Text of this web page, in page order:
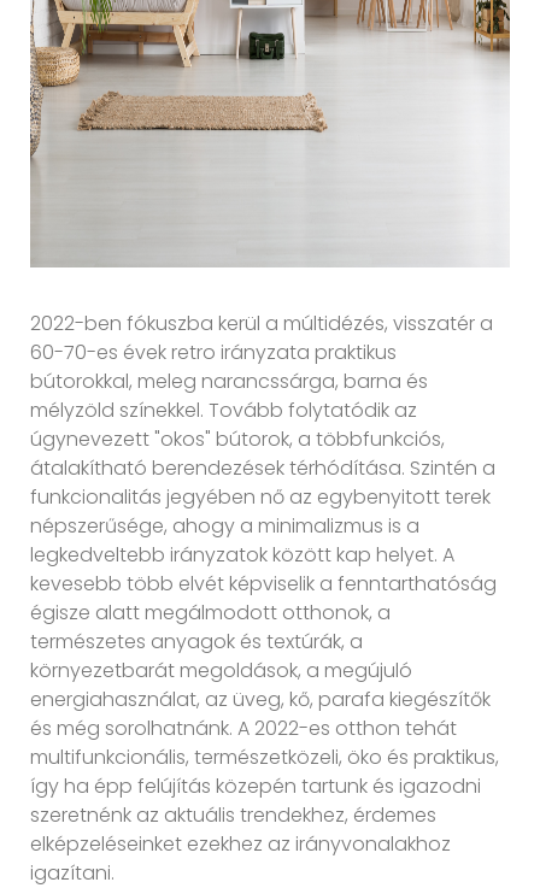
2022-ben fókuszba kerül a múltidézés, visszatér a
60-70-es évek retro irányzata praktikus
bútorokkal, meleg narancssárga, barna és
mélyzöld színekkel. Tovább folytatódik az
úgynevezett "okos" bútorok, a többfunkciós,
átalakítható berendezések térhódítása. Szintén a
funkcionalitás jegyében nő az egybenyitott terek
népszerűsége, ahogy a minimalizmus is a
legkedveltebb irányzatok között kap helyet. A
kevesebb több elvét képviselik a fenntarthatóság
égisze alatt megálmodott otthonok, a
természetes anyagok és textúrák, a
környezetbarát megoldások, a megújuló
energiahasználat, az üveg, kő, parafa kiegészítők
és még sorolhatnánk. A 2022-es otthon tehát
multifunkcionális, természetközeli, öko és praktikus,
így ha épp felújítás közepén tartunk és igazodni
szeretnénk az aktuális trendekhez, érdemes
elképzeléseinket ezekhez az irányvonalakhoz
igazítani.